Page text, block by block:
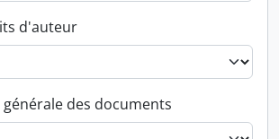
d'auteur
des documents